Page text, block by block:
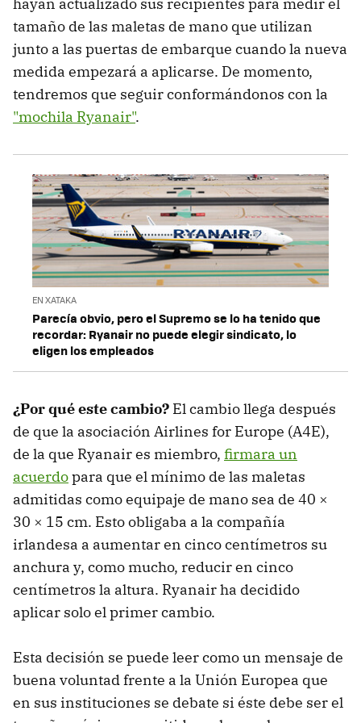
tamaño de las maletas de mano que utilizan
junto a las puertas de embarque cuando la nueva
medida empezará a aplicarse. De momento,
tendremos que seguir conformándonos con la
"mochila Ryanair".
EN XATAKA
Parecía obvio, pero el Supremo se lo ha tenido que
recordar: Ryanair no puede elegir sindicato, lo
eligen los empleados
¿Por qué este cambio? El cambio llega después
de que la asociación Airlines for Europe (A4E),
de la que Ryanair es miembro, firmara un
acuerdopara que el mínimo de las maletas
admitidas como equipaje de mano sea de 40 ×
30 × 15 cm. Esto obligaba a la compañía
irlandesa a aumentar en cinco centímetros su
anchura y, como mucho, reducir en cinco
centímetros la altura. Ryanair ha decidido
aplicar solo el primer cambio.
Esta decisión se puede leer como un mensaje de
buena voluntad frente a la Unión Europea que
en sus instituciones se debate si éste debe ser el